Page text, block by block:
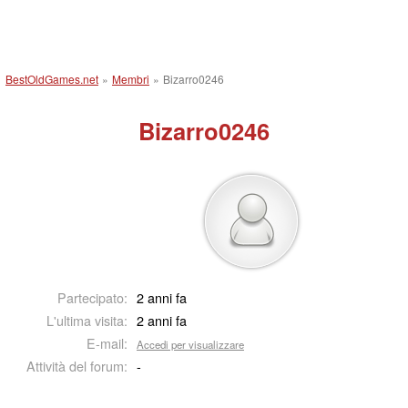
BestOldGames.net » Membri » Bizarro0246
Bizarro0246
Partecipato: 2 anni fa
L'ultima visita: 2 anni fa
E-mail:
Accedi per visualizzare
Attività del forum: -